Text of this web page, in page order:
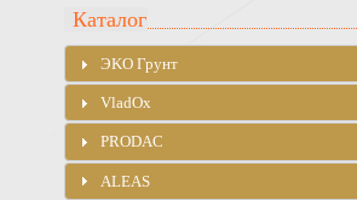
Каталог
ЭKO Грунт
VladOx
PRODAC
ALEAS